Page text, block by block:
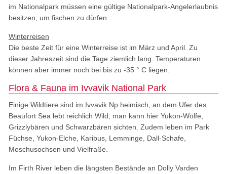
im Nationalpark müssen eine gültige Nationalpark-Angelerlaubnis
besitzen, um fischen zu dürfen.
Winterreisen
Die beste Zeit für eine Winterreise ist im März und April. Zu
dieser Jahreszeit sind die Tage ziemlich lang. Temperaturen
können aber immer noch bei bis zu -35 ° C liegen.
Flora & Fauna im Ivvavik National Park
Einige Wildtiere sind im Ivvavik Np heimisch, an dem Ufer des
Beaufort Sea lebt reichlich Wild, man kann hier Yukon-Wölfe,
Grizzlybären und Schwarzbären sichten. Zudem leben im Park
Füchse, Yukon-Elche, Karibus, Lemminge, Dall-Schafe,
Moschusochsen und Vielfraße.
Im Firth River leben die längsten Bestände an Dolly Varden